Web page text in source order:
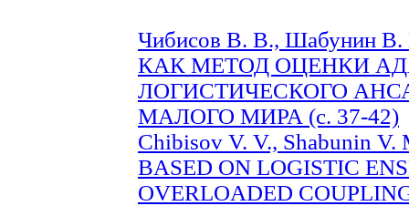
Чибисов В. В., Шабунин
КАК МЕТОД ОЦЕНКИ
ЛОГИСТИЧЕСКОГО
МАЛОГО МИРА (c. 37-42)
Chibisov V. V., Shabunin
BASED ON LOGISTIC
OVERLOADED